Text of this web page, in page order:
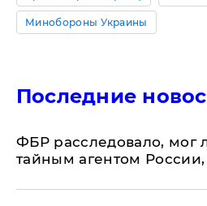
Минобороны Украины
Последние
ФБР расследовало, мог
тайным агентом России,